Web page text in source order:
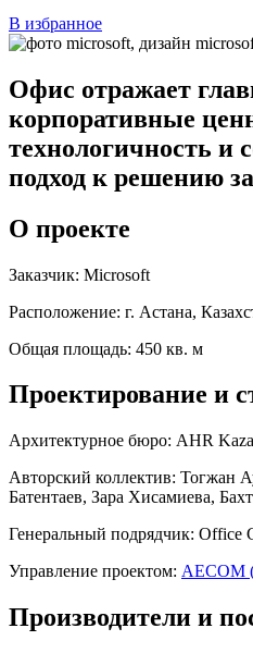
В избранное
Офис отражает
корпоративные
технологичность и
подход к решению
О проекте
Заказчик: Microsoft
Расположение: г. Астана,
Общая площадь: 450 кв. м
Проектирование и
Архитектурное бюро: AHR
Авторский коллектив: Тогжан
Батентаев, Зара Хисамиева,
Генеральный подрядчик: Office
Управление проектом: AECOM
Производители и